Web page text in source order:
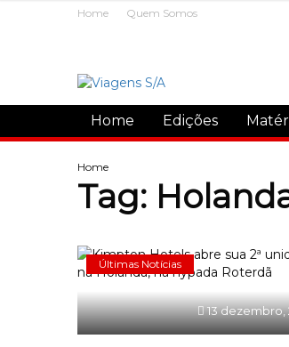
Home Quem Somos
Home Edições
Home
Tag:
Últimas Notícias
13 dezembro,